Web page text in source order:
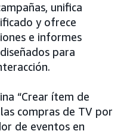
unifica
y ofrece
e informes
para
“Crear ítem de
compras de TV por
de eventos en